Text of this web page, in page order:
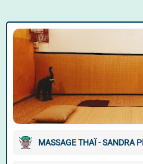
MASSAGE THAÏ - SANDRA